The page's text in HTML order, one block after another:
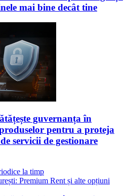
mai bine decât tine
guvernanța în
pentru a proteja
servicii de gestionare
la timp
Premium Rent și alte opțiuni